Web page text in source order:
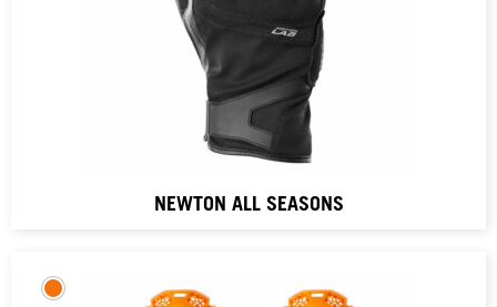
NEWTON ALL SEASONS